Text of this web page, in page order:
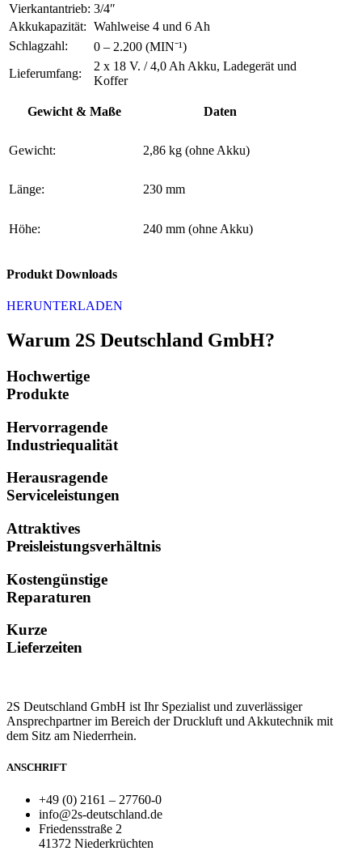
Vierkantantrieb: 3/4″
Akkukapazität: Wahlweise 4 und 6 Ah
Schlagzahl:
0 – 2.200 (MIN⁻¹)
Lieferumfang:
2 x 18 V. / 4,0 Ah Akku, Ladegerät und
Koffer
Gewicht & Maße Daten
Gewicht: 2,86 kg (ohne Akku)
Länge: 230 mm
Höhe: 240 mm (ohne Akku)
Produkt Downloads
HERUNTERLADEN
Warum 2S Deutschland GmbH?
Hochwertige
Produkte
Hervorragende
Industriequalität
Herausragende
Serviceleistungen
Attraktives
Preisleistungsverhältnis
Kostengünstige
Reparaturen
Kurze
Lieferzeiten
2S Deutschland GmbH ist Ihr Spezialist und zuverlässiger
Ansprechpartner im Bereich der Druckluft und Akkutechnik mit
dem Sitz am Niederrhein.
ANSCHRIFT
+49 (0) 2161 – 27760-0
info@2s-deutschland.de
Friedensstraße 2
41372 Niederkrüchten